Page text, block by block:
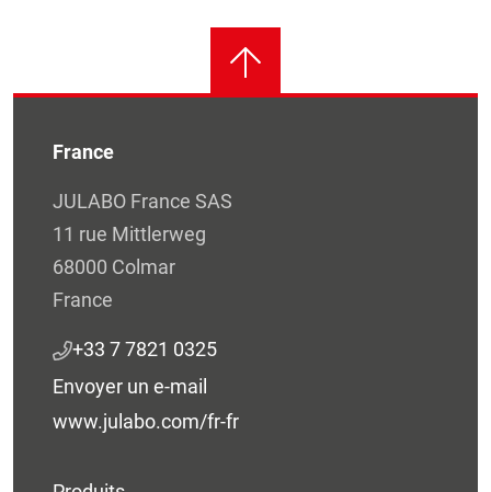
France
JULABO France SAS
11 rue Mittlerweg
68000 Colmar
France
+33 7 7821 0325
Envoyer un e-mail
www.julabo.com/fr-fr